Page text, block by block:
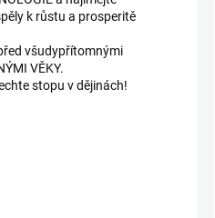
k růstu a prosperitě
všudypřítomnými
VĚKY.
stopu v dějinách!